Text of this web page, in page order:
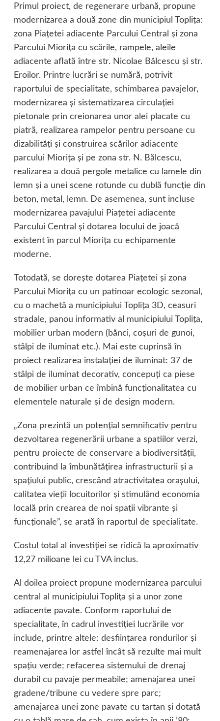
Primul proiect, de regenerare urbană, propune
modernizarea a două zone din municipiul Topliţa:
zona Piaţetei adiacente Parcului Central şi zona
Parcului Mioriţa cu scările, rampele, aleile
adiacente aflată între str. Nicolae Bălcescu şi str.
Eroilor. Printre lucrări se numără, potrivit
raportului de specialitate, schimbarea pavajelor,
modernizarea şi sistematizarea circulaţiei
pietonale prin creionarea unor alei placate cu
piatră, realizarea rampelor pentru persoane cu
dizabilităţi şi construirea scărilor adiacente
parcului Mioriţa şi pe zona str. N. Bălcescu,
realizarea a două pergole metalice cu lamele din
lemn şi a unei scene rotunde cu dublă funcţie din
beton, metal, lemn. De asemenea, sunt incluse
modernizarea pavajului Piaţetei adiacente
Parcului Central şi dotarea locului de joacă
existent în parcul Mioriţa cu echipamente
moderne.
Totodată, se doreşte dotarea Piaţetei şi zona
Parcului Mioriţa cu un patinoar ecologic sezonal,
cu o machetă a municipiului Topliţa 3D, ceasuri
stradale, panou informativ al municipiului Topliţa,
mobilier urban modern (bănci, coşuri de gunoi,
stâlpi de iluminat etc.). Mai este cuprinsă în
proiect realizarea instalaţiei de iluminat: 37 de
stâlpi de iluminat decorativ, concepuţi ca piese
de mobilier urban ce îmbină funcţionalitatea cu
elementele naturale şi de design modern.
„Zona prezintă un potenţial semnificativ pentru
dezvoltarea regenerării urbane a spatiilor verzi,
pentru proiecte de conservare a biodiversităţii,
contribuind la îmbunătăţirea infrastructurii şi a
spaţiului public, crescând atractivitatea oraşului,
calitatea vieţii locuitorilor şi stimulând economia
locală prin crearea de noi spaţii vibrante şi
funcţionale”, se arată în raportul de specialitate.
Costul total al investiţiei se ridică la aproximativ
12,27 milioane lei cu TVA inclus.
Al doilea proiect propune modernizarea parcului
central al municipiului Topliţa şi a unor zone
adiacente pavate. Conform raportului de
specialitate, în cadrul investiţiei lucrările vor
include, printre altele: desfiinţarea rondurilor şi
reamenajarea lor astfel încât să rezulte mai mult
spaţiu verde; refacerea sistemului de drenaj
durabil cu pavaje permeabile; amenajarea unei
gradene/tribune cu vedere spre parc;
amenajarea unei zone pavate cu tartan şi dotată